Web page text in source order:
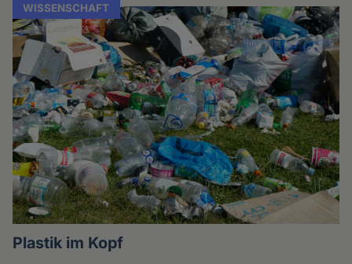
WISSENSCHAFT
Plastik im Kopf